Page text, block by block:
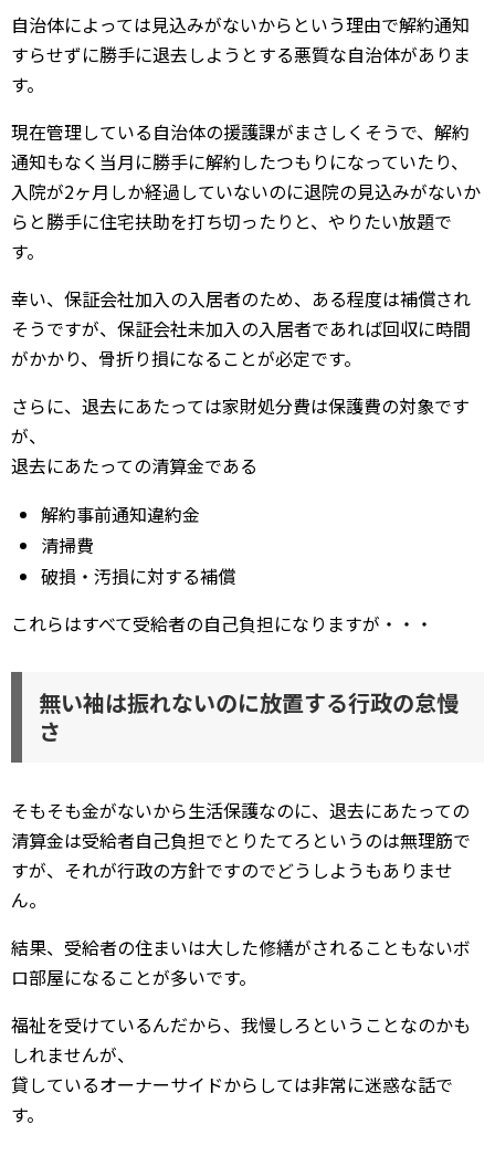
自治体によっては見込みがないからという理由で解約通知
すらせずに勝手に退去しようとする悪質な自治体がありま
す。
現在管理している自治体の援護課がまさしくそうで、解約
通知もなく当月に勝手に解約したつもりになっていたり、
入院が2ヶ月しか経過していないのに退院の見込みがないか
らと勝手に住宅扶助を打ち切ったりと、やりたい放題で
す。
幸い、保証会社加入の入居者のため、ある程度は補償され
そうですが、保証会社未加入の入居者であれば回収に時間
がかかり、骨折り損になることが必定です。
さらに、退去にあたっては家財処分費は保護費の対象です
が、
退去にあたっての清算金である
解約事前通知違約金
清掃費
破損・汚損に対する補償
これらはすべて受給者の自己負担になりますが・・・
無い袖は振れないのに放置する行政の怠慢
さ
そもそも金がないから生活保護なのに、退去にあたっての
清算金は受給者自己負担でとりたてろというのは無理筋で
すが、それが行政の方針ですのでどうしようもありませ
ん。
結果、受給者の住まいは大した修繕がされることもないボ
ロ部屋になることが多いです。
福祉を受けているんだから、我慢しろということなのかも
しれませんが、
貸しているオーナーサイドからしては非常に迷惑な話で
す。